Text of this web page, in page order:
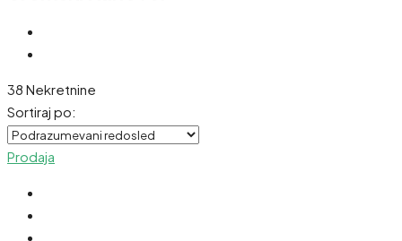
38 Nekretnine
Sortiraj po:
Prodaja